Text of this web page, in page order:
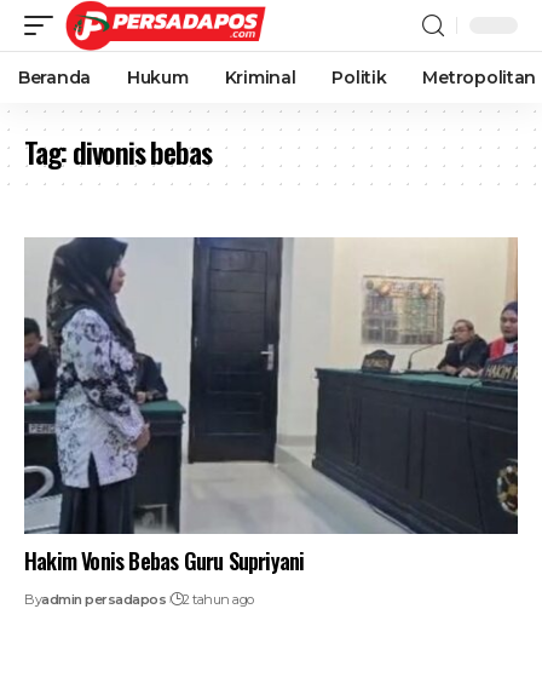
Beranda Hukum Kriminal Politik Metropolitan
Tag:divonis bebas
Hakim Vonis Bebas Guru Supriyani
Byadmin persadapos 2 tahun ago